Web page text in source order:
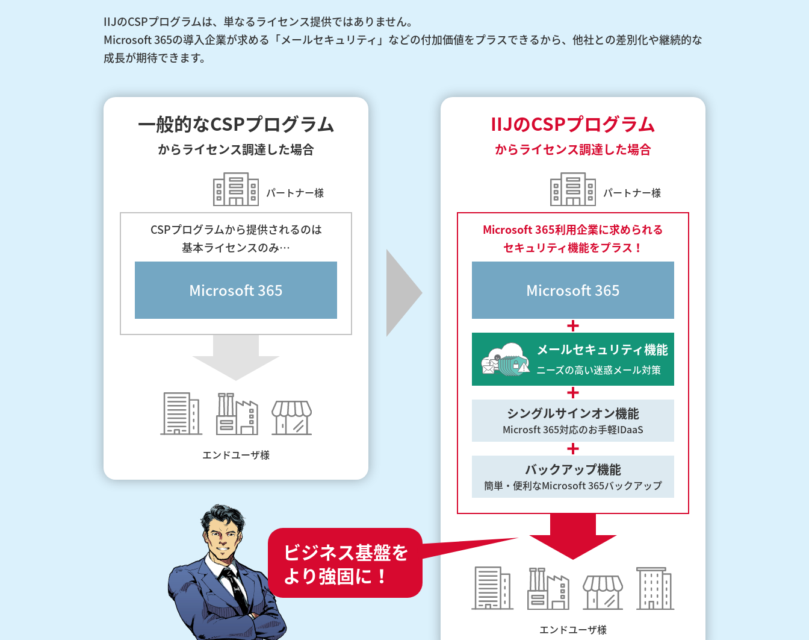
IIJのCSPプログラムは、単なるライセンス提供ではありません。
Microsoft 365の導入企業が求める「メールセキュリティ」などの付加価値をプラスできるから、他社との差別化や継続的な
成長が期待できます。
一般的なCSPプログラム
からライセンス調達した場合
パートナー様
CSPプログラムから提供されるのは
基本ライセンスのみ…
Microsoft 365
エンドユーザ様
IIJのCSPプログラム
からライセンス調達した場合
パートナー様
Microsoft 365利用企業に求められる
セキュリティ機能をプラス！
Microsoft 365
メールセキュリティ機能
ニーズの高い迷惑メール対策
シングルサインオン機能
Microsft 365対応のお手軽IDaaS
バックアップ機能
簡単・便利なMicrosoft 365バックアップ
エンドユーザ様
ビジネス基盤を
より強固に！